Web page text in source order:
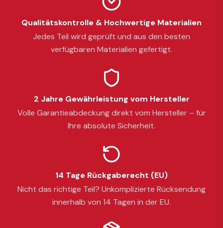
Qualitätskontrolle & Hochwertige Materialien
Jedes Teil wird geprüft und aus den besten
verfügbaren Materialien gefertigt.
2 Jahre Gewährleistung vom Hersteller
Volle Garantieabdeckung direkt vom Hersteller – für
Ihre absolute Sicherheit.
14 Tage Rückgaberecht (EU)
Nicht das richtige Teil? Unkomplizierte Rücksendung
innerhalb von 14 Tagen in der EU.